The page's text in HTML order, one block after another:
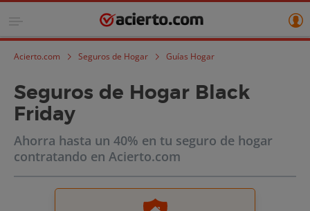
Acierto.com Seguros de Hogar Guías Hogar
Seguros de Hogar Black
Friday
Ahorra hasta un 40% en tu seguro de hogar
contratando en Acierto.com